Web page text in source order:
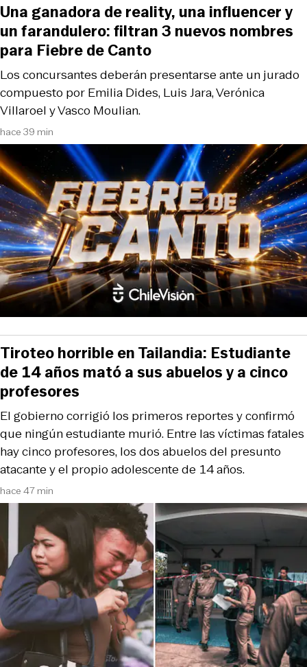
hace 39 min
Los concursantes deberán presentarse ante un jurado
compuesto por Emilia Dides, Luis Jara, Verónica
Villaroel y Vasco Moulian.
Una ganadora de reality, una influencer y
un farandulero: filtran 3 nuevos nombres
para Fiebre de Canto
hace 47 min
El gobierno corrigió los primeros reportes y confirmó
que ningún estudiante murió. Entre las víctimas fatales
hay cinco profesores, los dos abuelos del presunto
atacante y el propio adolescente de 14 años.
Tiroteo horrible en Tailandia: Estudiante
de 14 años mató a sus abuelos y a cinco
profesores